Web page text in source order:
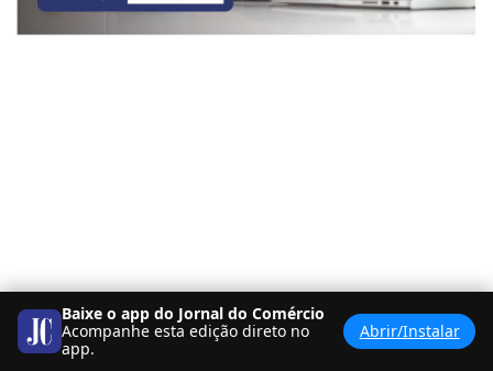
Baixe o app do Jornal do Comércio
Acompanhe esta edição direto no
app.
Abrir/Instalar